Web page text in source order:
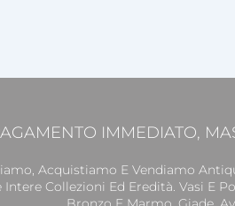
IMMEDIATO,
Acquistiamo E Vendiamo
Intere Collezioni Ed Eredità. Vasi E